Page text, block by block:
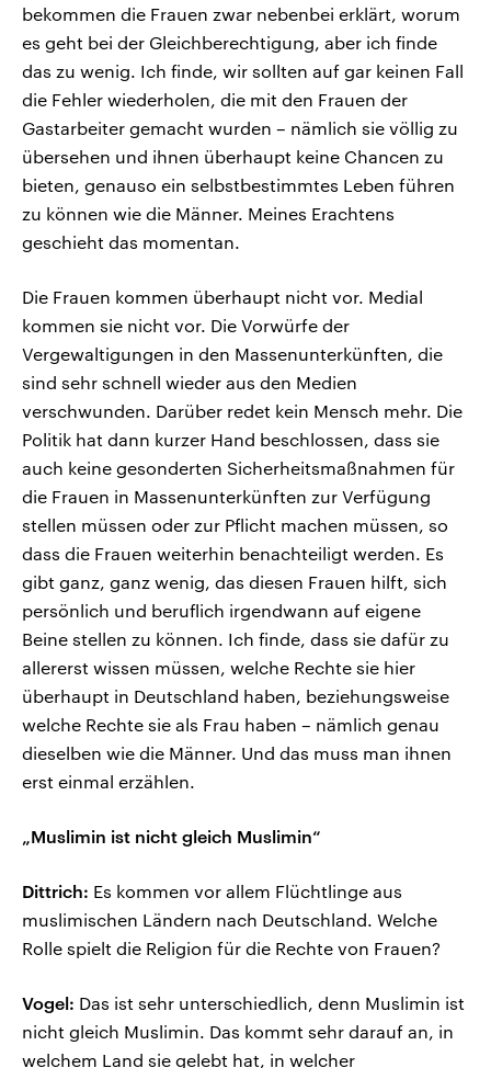
bekommen die Frauen zwar nebenbei erklärt, worum
es geht bei der Gleichberechtigung, aber ich finde
das zu wenig. Ich finde, wir sollten auf gar keinen Fall
die Fehler wiederholen, die mit den Frauen der
Gastarbeiter gemacht wurden – nämlich sie völlig zu
übersehen und ihnen überhaupt keine Chancen zu
bieten, genauso ein selbstbestimmtes Leben führen
zu können wie die Männer. Meines Erachtens
geschieht das momentan.
Die Frauen kommen überhaupt nicht vor. Medial
kommen sie nicht vor. Die Vorwürfe der
Vergewaltigungen in den Massenunterkünften, die
sind sehr schnell wieder aus den Medien
verschwunden. Darüber redet kein Mensch mehr. Die
Politik hat dann kurzer Hand beschlossen, dass sie
auch keine gesonderten Sicherheitsmaßnahmen für
die Frauen in Massenunterkünften zur Verfügung
stellen müssen oder zur Pflicht machen müssen, so
dass die Frauen weiterhin benachteiligt werden. Es
gibt ganz, ganz wenig, das diesen Frauen hilft, sich
persönlich und beruflich irgendwann auf eigene
Beine stellen zu können. Ich finde, dass sie dafür zu
allererst wissen müssen, welche Rechte sie hier
überhaupt in Deutschland haben, beziehungsweise
welche Rechte sie als Frau haben – nämlich genau
dieselben wie die Männer. Und das muss man ihnen
erst einmal erzählen.
„Muslimin ist nicht gleich Muslimin“
Dittrich: Es kommen vor allem Flüchtlinge aus
muslimischen Ländern nach Deutschland. Welche
Rolle spielt die Religion für die Rechte von Frauen?
Vogel: Das ist sehr unterschiedlich, denn Muslimin ist
nicht gleich Muslimin. Das kommt sehr darauf an, in
welchem Land sie gelebt hat, in welcher